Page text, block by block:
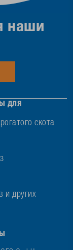
для
скота
и других
наши